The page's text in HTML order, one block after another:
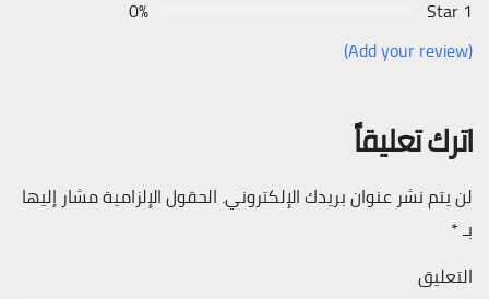
1 Star
0%
(Add your review)
اترك تعليقاً
لن يتم نشر عنوان بريدك الإلكتروني. الحقول الإلزامية مشار إليها
بـ*
التعليق